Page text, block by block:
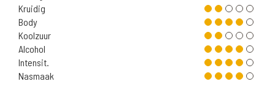
Kruidig
Body
Koolzuur
Alcohol
Intensit.
Nasmaak